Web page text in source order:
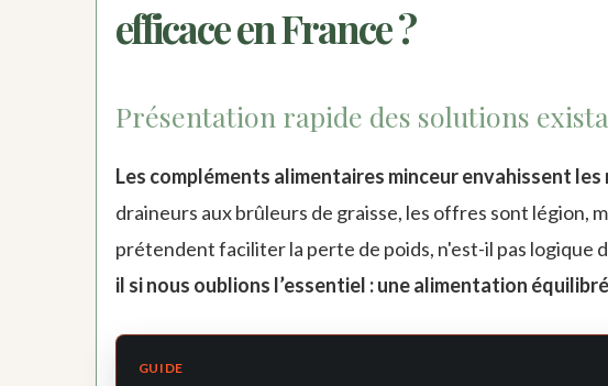
efficace en France ?
Présentation rapide des solutions
Les compléments alimentaires minceur envahissent les
draineurs aux brûleurs de graisse, les offres sont légion,
prétendent faciliter la perte de poids, n'est-il pas logique
il si nous oublions l’essentiel : une alimentation
GUIDE